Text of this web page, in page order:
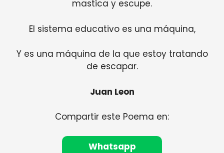
mastica y escupe.
El sistema educativo es una máquina,
Y es una máquina de la que estoy tratando
de escapar.
Juan Leon
Compartir este Poema en:
Whatsapp